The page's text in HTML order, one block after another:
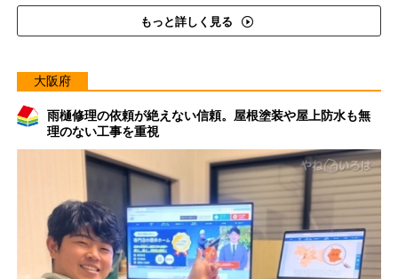
もっと詳しく見る
大阪府
雨樋修理の依頼が絶えない信頼。屋根塗装や屋上防水も無
理のない工事を重視